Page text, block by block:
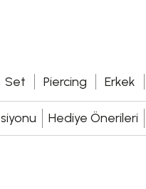
Set Piercing Erkek
Hediye Önerileri